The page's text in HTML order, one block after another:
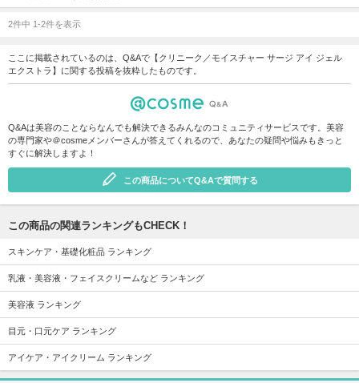
2件中 1-2件を表示
ここに掲載されているのは、Q&Aで【クリニーク／モイスチャー サージ アイ ジェル
エクストラ】に関する投稿を抜粋したものです。
Q&Aは美容のことならなんでも解決できるみんなのコミュニティサービスです。美容
の専門家や＠cosmeメンバーさんが答えてくれるので、あなたの疑問や悩みもきっと
すぐに解決しますよ！
この商品についてQ&Aで質問する
この商品の関連ランキングもCHECK！
スキンケア・基礎化粧品 ランキング
乳液・美容液・フェイスクリームなど ランキング
美容液 ランキング
目元・口元ケア ランキング
アイケア・アイクリーム ランキング